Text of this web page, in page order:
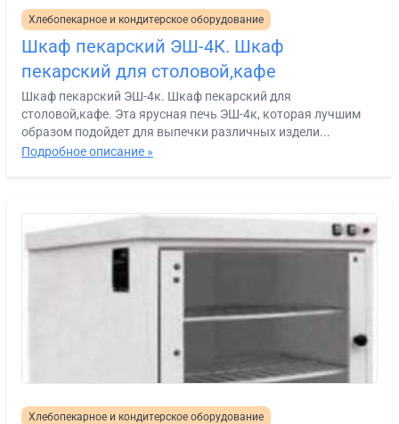
Хлебопекарное и кондитерское оборудование
Шкаф пекарский ЭШ-4К. Шкаф
пекарский для столовой,кафе
Шкаф пекарский ЭШ-4к. Шкаф пекарский для
столовой,кафе. Эта ярусная печь ЭШ-4к, которая лучшим
образом подойдет для выпечки различных издели...
Подробное описание »
Хлебопекарное и кондитерское оборудование